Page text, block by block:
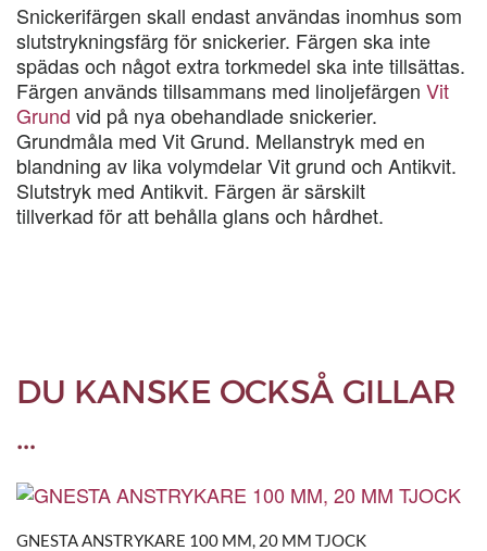
Snickerifärgen skall endast användas inomhus som
slutstrykningsfärg för snickerier. Färgen ska inte
spädas och något extra torkmedel ska inte tillsättas.
Färgen används tillsammans med linoljefärgen Vit
Grund vid på nya obehandlade snickerier.
Grundmåla med Vit Grund. Mellanstryk med en
blandning av lika volymdelar Vit grund och Antikvit.
Slutstryk med Antikvit. Färgen är särskilt
tillverkad för att behålla glans och hårdhet.
DU KANSKE OCKSÅ GILLAR
…
GNESTA ANSTRYKARE 100 MM, 20 MM TJOCK